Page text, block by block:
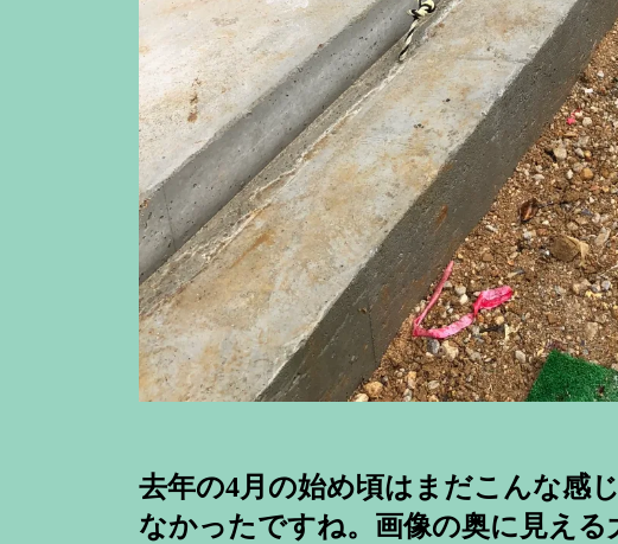
去年の4月の始め頃はまだこんな感
なかったですね。画像の奥に見え